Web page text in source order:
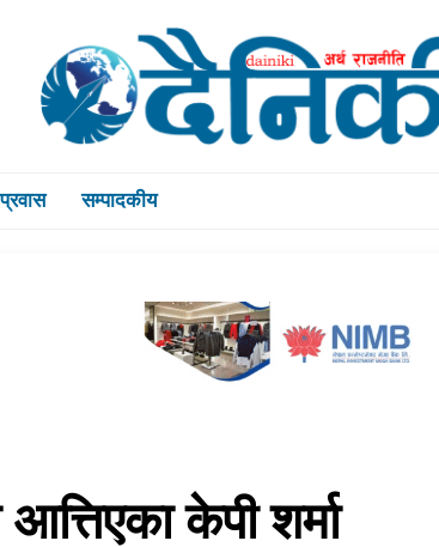
प्रवास सम्पादकीय
केपी शर्मा